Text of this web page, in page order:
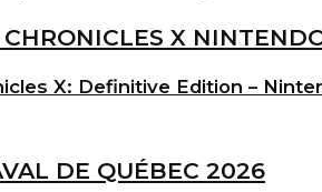
X: Definitive Edition –